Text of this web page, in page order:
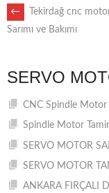
POST
←
Tekirdağ cnc
Sarımı ve Bakımı
SERVO
CNC Spindle Motor
Spindle Motor
SERVO MOTOR
SERVO MOTOR
ANKARA FIRÇALI